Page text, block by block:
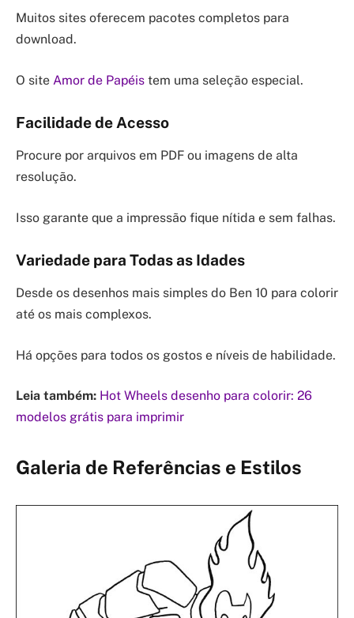
Muitos sites oferecem pacotes completos para
download.
O site Amor de Papéis tem uma seleção especial.
Facilidade de Acesso
Procure por arquivos em PDF ou imagens de alta
resolução.
Isso garante que a impressão fique nítida e sem falhas.
Variedade para Todas as Idades
Desde os desenhos mais simples do Ben 10 para colorir
até os mais complexos.
Há opções para todos os gostos e níveis de habilidade.
Leia também: Hot Wheels desenho para colorir: 26
modelos grátis para imprimir
Galeria de Referências e Estilos